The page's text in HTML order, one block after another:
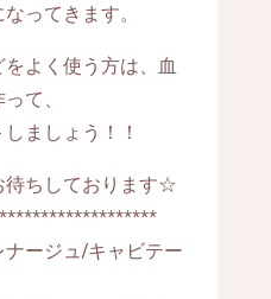
ってきます。
よく使う方は、血
て、
ましょう！！
待ちしております☆
ージュ/キャビテー